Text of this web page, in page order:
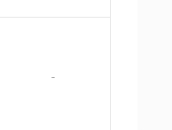
बबन -